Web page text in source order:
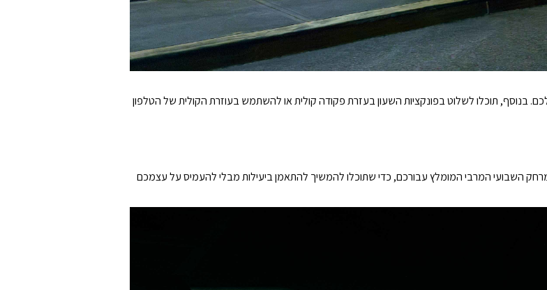
בנוסף, תוכלו לשלוט בפונקציות השעון בעזרת פקודה קולית או להשתמש בעוזרת הקולית של הטלפון
השבועי המרבי המומלץ עבורכם, כדי שתוכלו להמשיך להתאמן ביעילות מבלי להעמיס על עצמכם